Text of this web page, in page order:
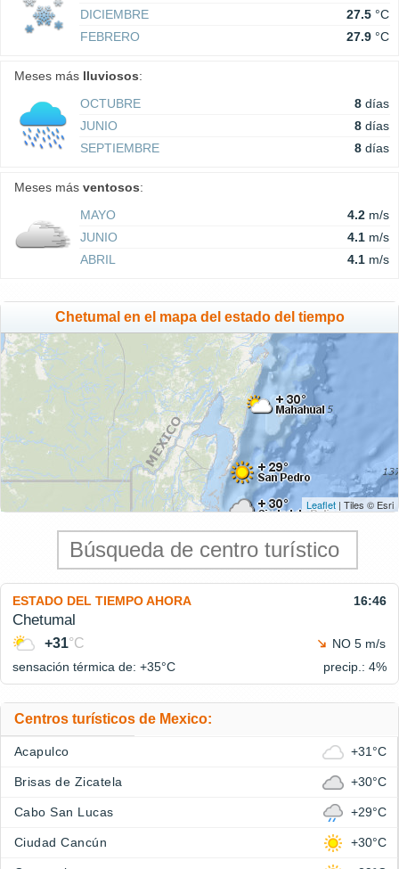
DICIEMBRE 27.5 °C
FEBRERO
27.9 °C
Meses más lluviosos:
OCTUBRE
8 días
JUNIO
8 días
SEPTIEMBRE
8 días
Meses más ventosos:
MAYO
4.2 m/s
JUNIO
4.1 m/s
ABRIL
4.1 m/s
Chetumal en el mapa del estado del tiempo
Leaflet | Tiles © Esri
ESTADO DEL TIEMPO AHORA 16:46
Chetumal
+31°C
NO 5 m/s
sensación térmica de: +35°C precip.: 4%
Centros turísticos de Mexico:
Acapulco +31°C
Brisas de Zicatela +30°C
Cabo San Lucas +29°C
Ciudad Cancún +30°C